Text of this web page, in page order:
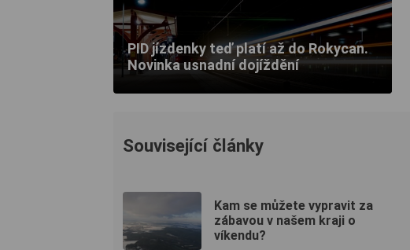
PID jízdenky teď platí až do Rokycan.
Novinka usnadní dojíždění
Související články
Kam se můžete vypravit za
zábavou v našem kraji o
víkendu?